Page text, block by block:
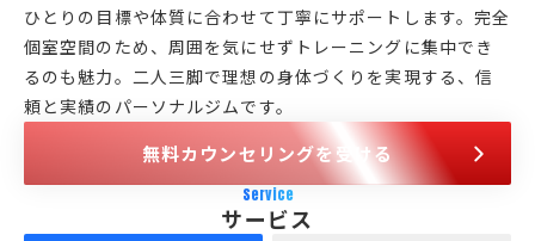
ひとりの目標や体質に合わせて丁寧にサポートします。完全
個室空間のため、周囲を気にせずトレーニングに集中でき
るのも魅力。二人三脚で理想の身体づくりを実現する、信
頼と実績のパーソナルジムです。
無料カウンセリングを受ける
Service
サービス